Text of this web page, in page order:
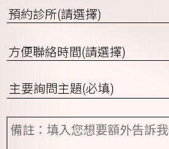
行
動
電
話
的
ID
預
約
所
選
擇)
方
便
聯
絡
間
(請
詢
問
項
目
備
註